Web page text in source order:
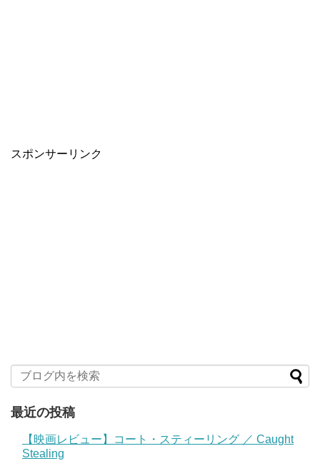
スポンサーリンク
最近の投稿
【映画レビュー】コート・スティーリング ／ Caught
Stealing